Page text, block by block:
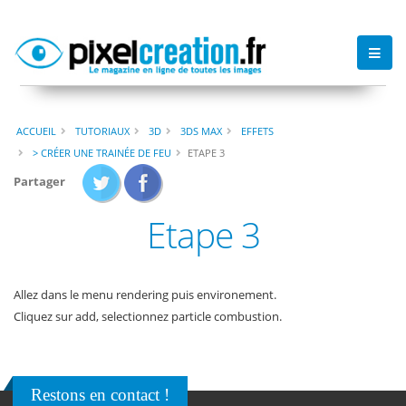
ACCUEIL TUTORIAUX 3D 3DS MAX
EFFETS
> CRÉER UNE TRAINÉE DE FEU
ETAPE 3
Partager
Etape 3
Allez dans le menu rendering puis environement.
Cliquez sur add, selectionnez particle combustion.
Restons en contact !